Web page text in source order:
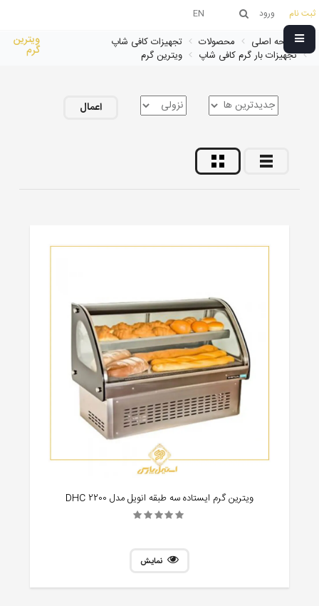
ثبت نام ورود EN
صفحه اصلی محصولات
تجهیزات کافی شاپ
تجهیزات بار گرم کافی شاپ
ویترین گرم
ویترین
گرم
اعمال
ویترین گرم ایستاده سه طبقه انویل مدل DHC 2200
نمایش